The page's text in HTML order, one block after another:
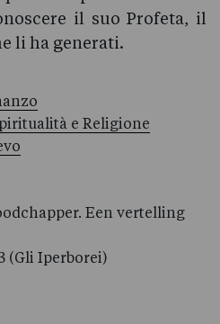
il suo Profeta, il
li ha generati.
e Religione
Een vertelling
(Gli Iperborei)